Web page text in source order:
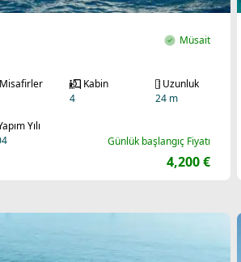
Müsait
Günlük başlangıç Fiyatı
4,200 €
Kabin
4
Uzunluk
24 m
Yılı